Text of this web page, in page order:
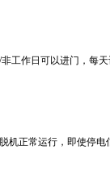
工作日可以进门，每
机正常运行，即使停电